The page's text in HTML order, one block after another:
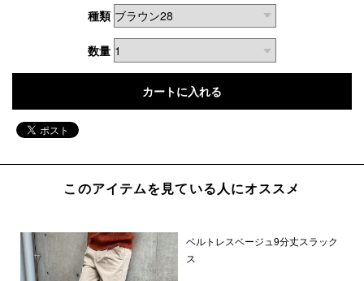
種類
数量
このアイテムを見ている人にオススメ
ベルトレスベージュ9分丈スラック
ス